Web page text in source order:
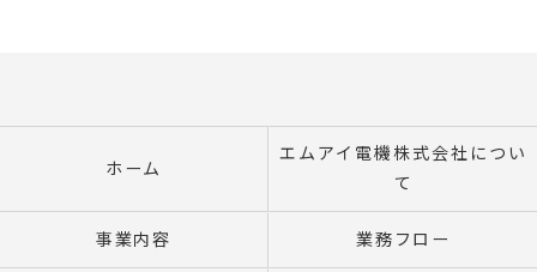
ホーム
エムアイ電機株式会社につい
て
事業内容 業務フロー